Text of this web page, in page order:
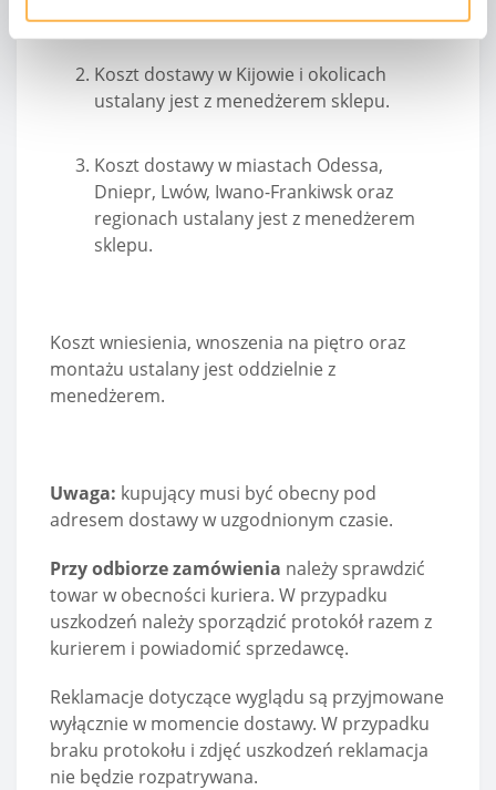
Koszt dostawy w Kijowie i okolicach
ustalany jest z menedżerem sklepu.
Koszt dostawy w miastach Odessa,
Dniepr, Lwów, Iwano-Frankiwsk oraz
regionach ustalany jest z menedżerem
sklepu.
Koszt wniesienia, wnoszenia na piętro oraz
montażu ustalany jest oddzielnie z
menedżerem.
Uwaga: kupujący musi być obecny pod
adresem dostawy w uzgodnionym czasie.
Przy odbiorze zamówienia należy sprawdzić
towar w obecności kuriera. W przypadku
uszkodzeń należy sporządzić protokół razem z
kurierem i powiadomić sprzedawcę.
Reklamacje dotyczące wyglądu są przyjmowane
wyłącznie w momencie dostawy. W przypadku
braku protokołu i zdjęć uszkodzeń reklamacja
nie będzie rozpatrywana.